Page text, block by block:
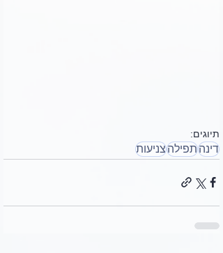
תיוגים:
דינהתפילהצניעות